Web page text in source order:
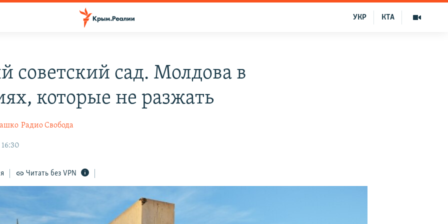
КТА
УКР
советский сад. Молдова в
которые не разжать
Радио Свобода
Читать без VPN